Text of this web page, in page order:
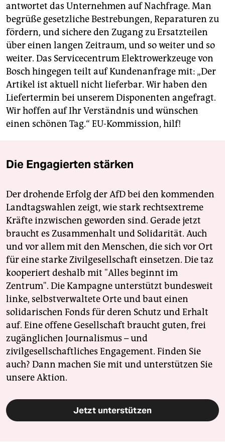
antwortet das Unternehmen auf Nachfrage. Man
begrüße gesetzliche Bestrebungen, Reparaturen zu
fördern, und sichere den Zugang zu Ersatzteilen
über einen langen Zeitraum, und so weiter und so
weiter. Das Servicecentrum Elektrowerkzeuge von
Bosch hingegen teilt auf Kundenanfrage mit: „Der
Artikel ist aktuell nicht lieferbar. Wir haben den
Liefertermin bei unserem Disponenten angefragt.
Wir hoffen auf Ihr Verständnis und wünschen
einen schönen Tag.“ EU-Kommission, hilf!
Die Engagierten stärken
Der drohende Erfolg der AfD bei den kommenden
Landtagswahlen zeigt, wie stark rechtsextreme
Kräfte inzwischen geworden sind. Gerade jetzt
braucht es Zusammenhalt und Solidarität. Auch
und vor allem mit den Menschen, die sich vor Ort
für eine starke Zivilgesellschaft einsetzen. Die taz
kooperiert deshalb mit "Alles beginnt im
Zentrum". Die Kampagne unterstützt bundesweit
linke, selbstverwaltete Orte und baut einen
solidarischen Fonds für deren Schutz und Erhalt
auf. Eine offene Gesellschaft braucht guten, frei
zugänglichen Journalismus – und
zivilgesellschaftliches Engagement. Finden Sie
auch? Dann machen Sie mit und unterstützen Sie
unsere Aktion.
Jetzt unterstützen